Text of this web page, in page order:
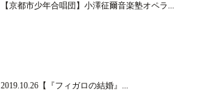
【京都市少年合唱団】小澤征爾音楽塾オペラ...
2019.10.26【『フィガロの結婚』...